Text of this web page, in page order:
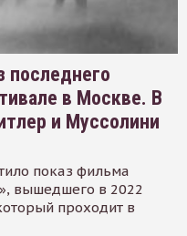
последнего
в Москве. В
и Муссолини
показ фильма
вышедшего в 2022
проходит в